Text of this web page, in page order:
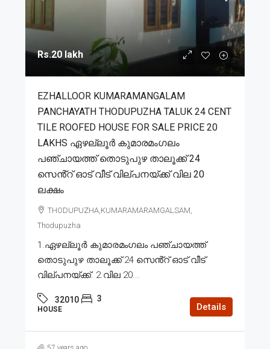
Rs.20 lakh
EZHALLOOR KUMARAMANGALAM
PANCHAYATH THODUPUZHA TALUK 24 CENT
TILE ROOFED HOUSE FOR SALE PRICE 20
LAKHS ഏഴല്ലൂർ കുമാരമംഗലം
പഞ്ചായത്ത് തൊടുപുഴ താലൂക്ക് 24
സെൻ്റ് ഓട് വീട് വില്പനയ്ക്ക് വില 20
ലക്ഷം
THODUPUZHA,KUMARAMARAMGALSAM,
Thodupuzha
1.ഏഴല്ലൂർ കുമാരമംഗലം പഞ്ചായത്ത്
തൊടുപുഴ താലൂക്ക് 24 സെൻ്റ് ഓട് വീട്
വില്പനയ്ക്ക്. 2.വില 20...
32010 3
HOUSE Details